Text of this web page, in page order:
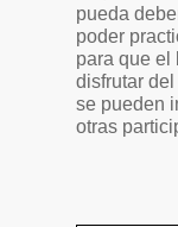
pueda
poder
para que el
disfrutar
se pueden
otras